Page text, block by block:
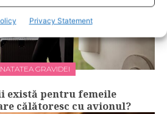
Privacy Statement
GRAVIDEI
există pentru femeile
călătoresc cu avionul?